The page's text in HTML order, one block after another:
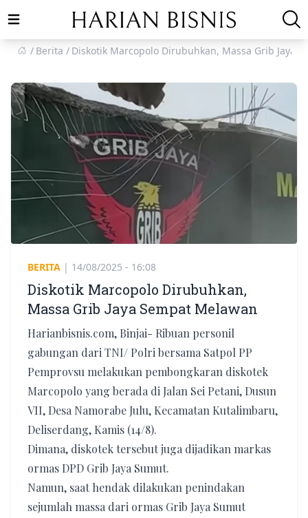
Open main menu
Berita
Diskotik Marcopolo Dirubuhkan, Massa Grib Jaya
BERITA | 14/08/2025 - 16:08
Diskotik Marcopolo Dirubuhkan,
Massa Grib Jaya Sempat Melawan
Harianbisnis.com, Binjai- Ribuan personil
gabungan dari TNI/ Polri bersama Satpol PP
Pemprovsu melakukan pembongkaran diskotek
Marcopolo yang berada di Jalan Sei Petani, Dusun
VII, Desa Namorabe Julu, Kecamatan Kutalimbaru,
Deliserdang, Kamis (14/8).
Dimana, diskotek tersebut juga dijadikan markas
ormas DPD Grib Jaya Sumut.
Namun, saat hendak dilakukan penindakan
sejumlah massa dari ormas Grib Jaya Sumut